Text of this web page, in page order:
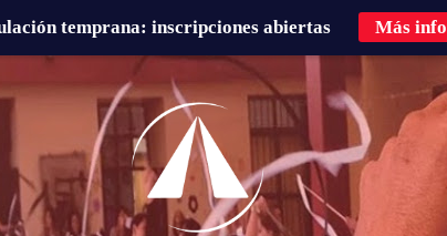
temprana: inscripciones abiertas Más info
FAMILIAS CURSOS DE FORMACIÓN